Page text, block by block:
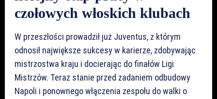
czołowych włoskich klubach
W przeszłości prowadził już Juventus, z którym
odnosił największe sukcesy w karierze, zdobywając
mistrzostwa kraju i docierając do finałów Ligi
Mistrzów. Teraz stanie przed zadaniem odbudowy
Napoli i ponownego włączenia zespołu do walki o